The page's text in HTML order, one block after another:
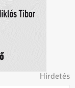
Hirdetés